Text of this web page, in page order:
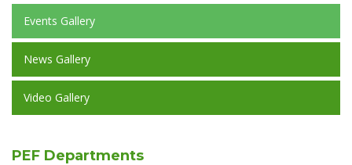
Events Gallery
News Gallery
Video Gallery
PEF Departments